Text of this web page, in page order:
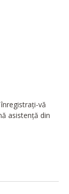
vă
asistență din